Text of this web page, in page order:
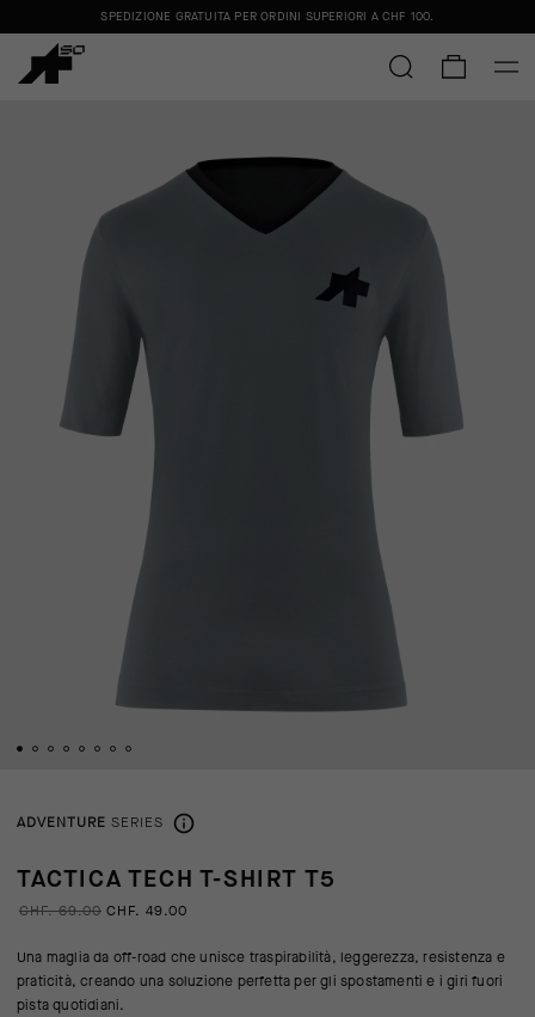
SPEDIZIONE GRATUITA PER ORDINI SUPERIORI A CHF 100.
ADVENTURE SERIES
TACTICA TECH T-SHIRT T5
CHF. 69.00 CHF. 49.00
Una maglia da off-road che unisce traspirabilità, leggerezza, resistenza e
praticità, creando una soluzione perfetta per gli spostamenti e i giri fuori
pista quotidiani.